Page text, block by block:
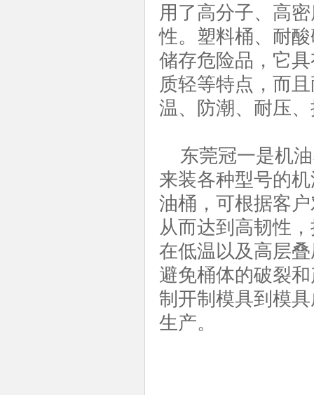
用了高分子、高
性。塑料桶、耐
储存危险品，它
质轻等特点，而
温、防潮、耐压
东莞冠一是机油
来装各种型号的
油桶，可根据客
从而达到高韧性
在低温以及高层
避免桶体的破裂
制开制模具到模
生产。